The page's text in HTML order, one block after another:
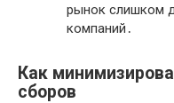
рынок слишком
компаний․
Как
сборов